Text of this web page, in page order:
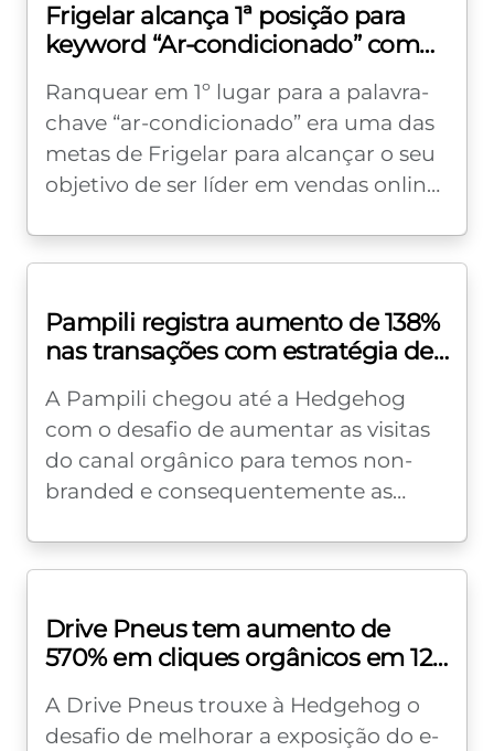
Frigelar alcança 1ª posição para
keyword “Ar-condicionado” com
Ranquear em 1º lugar para a palavra-
chave “ar-condicionado” era uma das
metas de Frigelar para alcançar o seu
objetivo de ser líder em vendas online
Pampili registra aumento de 138%
nas transações com estratégia de
A Pampili chegou até a Hedgehog
com o desafio de aumentar as visitas
do canal orgânico para temos non-
branded e consequentemente as
que deu...
Drive Pneus tem aumento de
570% em cliques orgânicos em 12
A Drive Pneus trouxe à Hedgehog o
desafio de melhorar a exposição do e-